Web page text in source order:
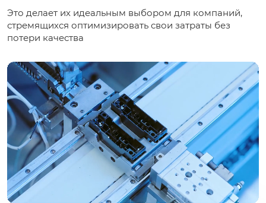
Это делает их идеальным выбором для компаний,
стремящихся оптимизировать свои затраты без
потери качества